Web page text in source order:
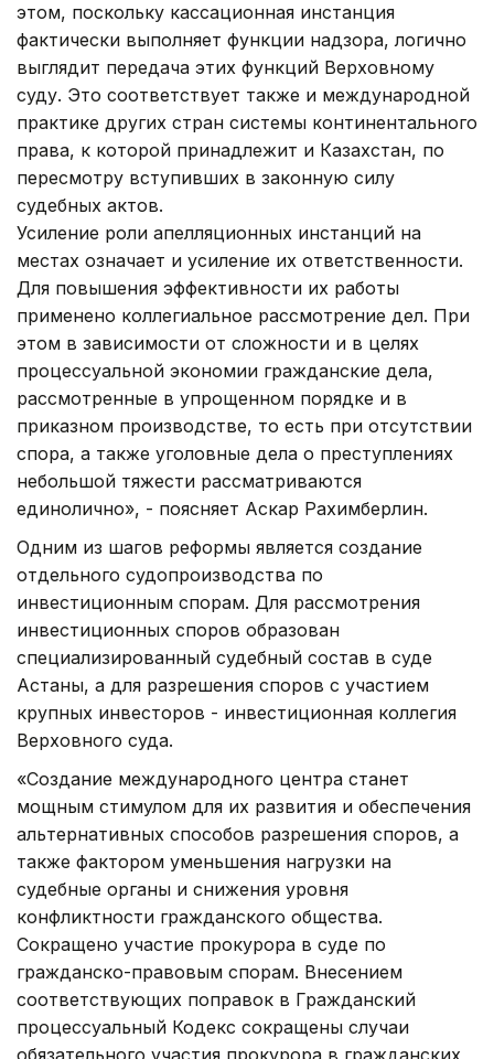
этом, поскольку кассационная инстанция
фактически выполняет функции надзора, логично
выглядит передача этих функций Верховному
суду. Это соответствует также и международной
практике других стран системы континентального
права, к которой принадлежит и Казахстан, по
пересмотру вступивших в законную силу
судебных актов.
Усиление роли апелляционных инстанций на
местах означает и усиление их ответственности.
Для повышения эффективности их работы
применено коллегиальное рассмотрение дел. При
этом в зависимости от сложности и в целях
процессуальной экономии гражданские дела,
рассмотренные в упрощенном порядке и в
приказном производстве, то есть при отсутствии
спора, а также уголовные дела о преступлениях
небольшой тяжести рассматриваются
единолично», - поясняет Аскар Рахимберлин.
Одним из шагов реформы является создание
отдельного судопроизводства по
инвестиционным спорам. Для рассмотрения
инвестиционных споров образован
специализированный судебный состав в суде
Астаны, а для разрешения споров с участием
крупных инвесторов - инвестиционная коллегия
Верховного суда.
«Создание международного центра станет
мощным стимулом для их развития и обеспечения
альтернативных способов разрешения споров, а
также фактором уменьшения нагрузки на
судебные органы и снижения уровня
конфликтности гражданского общества.
Сокращено участие прокурора в суде по
гражданско-правовым спорам. Внесением
соответствующих поправок в Гражданский
процессуальный Кодекс сокращены случаи